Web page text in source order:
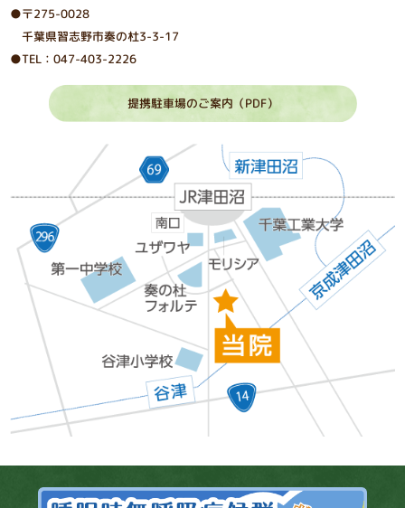
●〒275-0028
千葉県習志野市奏の杜3-3-17
●TEL：047-403-2226
提携駐車場のご案内（PDF）